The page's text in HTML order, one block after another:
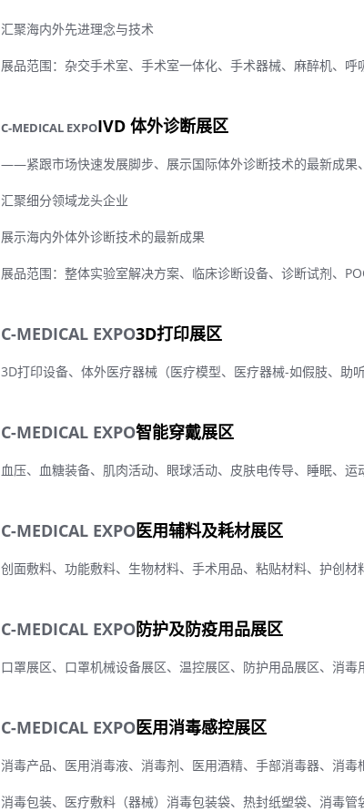
汇聚海内外先进理念与技术
展品范围：杂交手术室、手术室一体化、手术器械、麻醉机、
C-MEDICAL EXPOIVD 体外诊断展区
——紧跟市场快速发展脚步、展示国际体外诊断技术的最新成果
汇聚细分领域龙头企业
展示海内外体外诊断技术的最新成果
展品范围：整体实验室解决方案、临床诊断设备、诊断试剂、
C-MEDICAL EXPO3D打印展区
3D打印设备、体外医疗器械（医疗模型、医疗器械-如假肢、
C-MEDICAL EXPO智能穿戴展区
血压、血糖装备、肌肉活动、眼球活动、皮肤电传导、睡眠、
C-MEDICAL EXPO医用辅料及耗材展区
创面敷料、功能敷料、生物材料、手术用品、粘贴材料、护创
C-MEDICAL EXPO防护及防疫用品展区
口罩展区、口罩机械设备展区、温控展区、防护用品展区、消毒
C-MEDICAL EXPO医用消毒感控展区
消毒产品、医用消毒液、消毒剂、医用酒精、手部消毒器、消
消毒包装、医疗敷料（器械）消毒包装袋、热封纸塑袋、消毒